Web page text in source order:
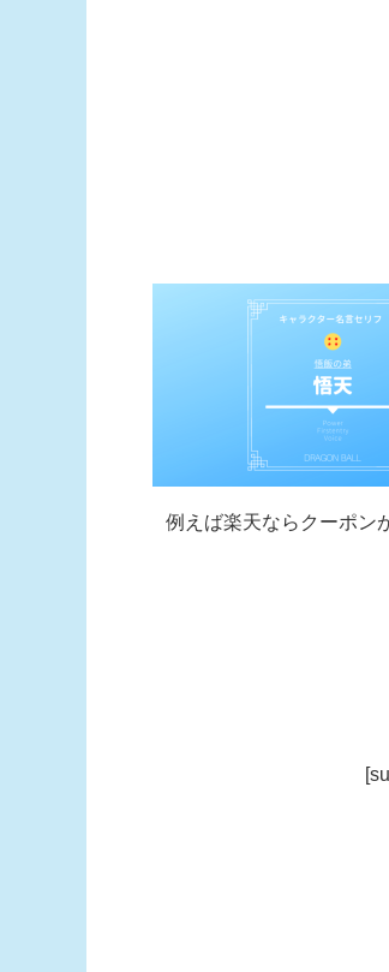
例えば楽天ならクーポン